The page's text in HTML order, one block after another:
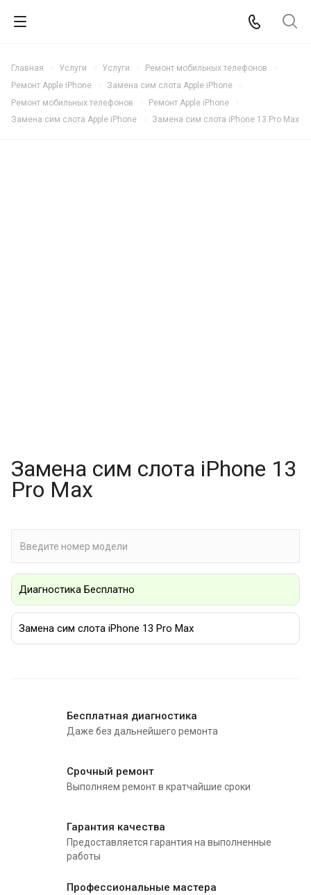
Главная Услуги Услуги
Ремонт мобильных телефонов
Ремонт Apple iPhone
Замена сим слота Apple iPhone
Ремонт мобильных телефонов
Ремонт Apple iPhone
Замена сим слота Apple iPhone
Замена сим слота iPhone 13 Pro Max
Замена сим слота iPhone 13
Pro Max
Диагностика Бесплатно
Замена сим слота iPhone 13 Pro Max
Бесплатная диагностика
Даже без дальнейшего ремонта
Срочный ремонт
Выполняем ремонт в кратчайшие сроки
Гарантия качества
Предоставляется гарантия на выполненные
работы
Профессиональные мастера